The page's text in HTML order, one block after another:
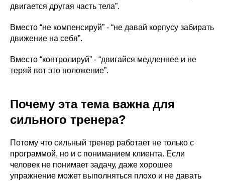
двигается другая часть тела”.
Вместо “не компенсируй” - “не давай корпусу забирать
движение на себя”.
Вместо “контролируй” - “двигайся медленнее и не
теряй вот это положение”.
Почему эта тема важна для
сильного тренера?
Потому что сильный тренер работает не только с
программой, но и с пониманием клиента. Если
человек не понимает задачу, даже хорошее
упражнение может выполняться плохо и не давать